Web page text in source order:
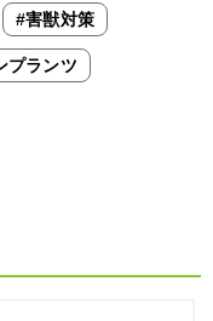
#害獣対策
プランツ